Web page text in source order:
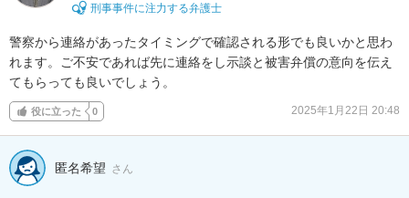
刑事事件に注力する弁護士
警察から連絡があったタイミングで確認される形でも良いかと思わ
れます。ご不安であれば先に連絡をし示談と被害弁償の意向を伝え
てもらっても良いでしょう。
役に立った 0 2025年1月22日 20:48
匿名希望 さん